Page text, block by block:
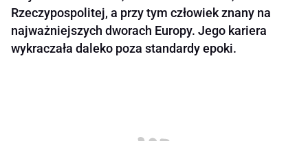
Rzeczypospolitej, a przy tym człowiek znany na
najważniejszych dworach Europy. Jego kariera
wykraczała daleko poza standardy epoki.